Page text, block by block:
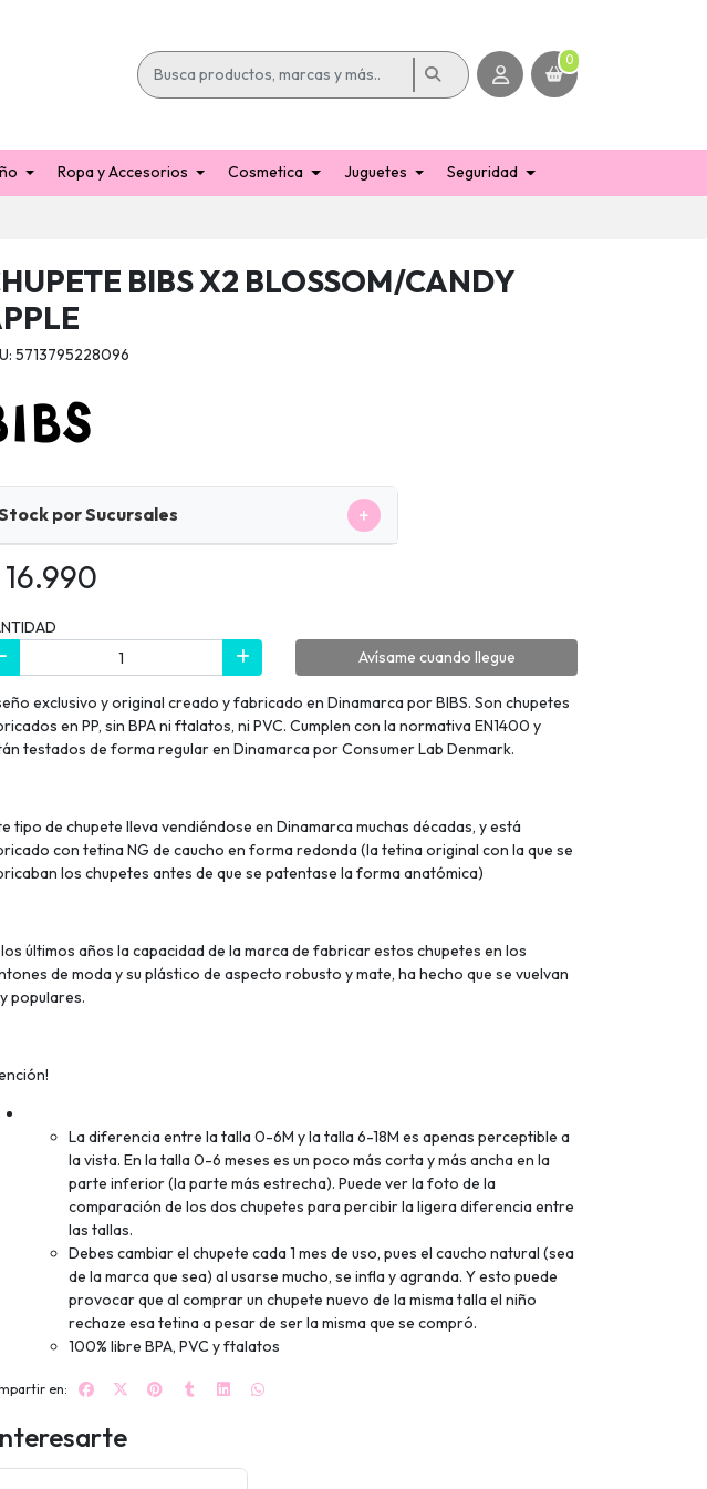
0
Ropa y Accesorios Cosmetica Juguetes Seguridad
BIBS X2 BLOSSOM/CANDY
5713795228096
por Sucursales +
Avísame cuando llegue
exclusivo y original creado y fabricado en Dinamarca por BIBS. Son chupetes
en PP, sin BPA ni ftalatos, ni PVC. Cumplen con la normativa EN1400 y
testados de forma regular en Dinamarca por Consumer Lab Denmark.
tipo de chupete lleva vendiéndose en Dinamarca muchas décadas, y está
con tetina NG de caucho en forma redonda (la tetina original con la que se
los chupetes antes de que se patentase la forma anatómica)
los últimos años la capacidad de la marca de fabricar estos chupetes en los
de moda y su plástico de aspecto robusto y mate, ha hecho que se vuelvan
populares.
La diferencia entre la talla 0-6M y la talla 6-18M es apenas perceptible a
la vista. En la talla 0-6 meses es un poco más corta y más ancha en la
parte inferior (la parte más estrecha). Puede ver la foto de la
comparación de los dos chupetes para percibir la ligera diferencia entre
las tallas.
Debes cambiar el chupete cada 1 mes de uso, pues el caucho natural (sea
de la marca que sea) al usarse mucho, se infla y agranda. Y esto puede
provocar que al comprar un chupete nuevo de la misma talla el niño
rechaze esa tetina a pesar de ser la misma que se compró.
100% libre BPA, PVC y ftalatos
en: